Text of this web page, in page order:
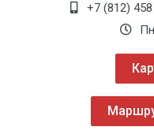
+7 (812)